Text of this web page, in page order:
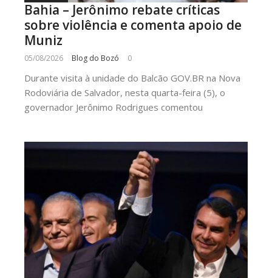
Bahia – Jerônimo rebate críticas
sobre violência e comenta apoio de
Muniz
05/08/2026 Blog do Bozó 0
Durante visita à unidade do Balcão GOV.BR na Nova
Rodoviária de Salvador, nesta quarta-feira (5), o
governador Jerônimo Rodrigues comentou